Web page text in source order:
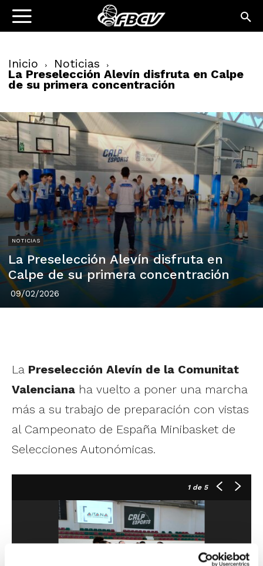
Inicio Noticias
La Preselección Alevín disfruta en Calpe
de su primera concentración
NOTICIAS
La Preselección Alevín disfruta en
Calpe de su primera concentración
09/02/2026
La Preselección Alevín de la Comunitat
Valenciana ha vuelto a poner una marcha
más a su trabajo de preparación con vistas
al Campeonato de España Minibasket de
Selecciones Autonómicas.
1de 5